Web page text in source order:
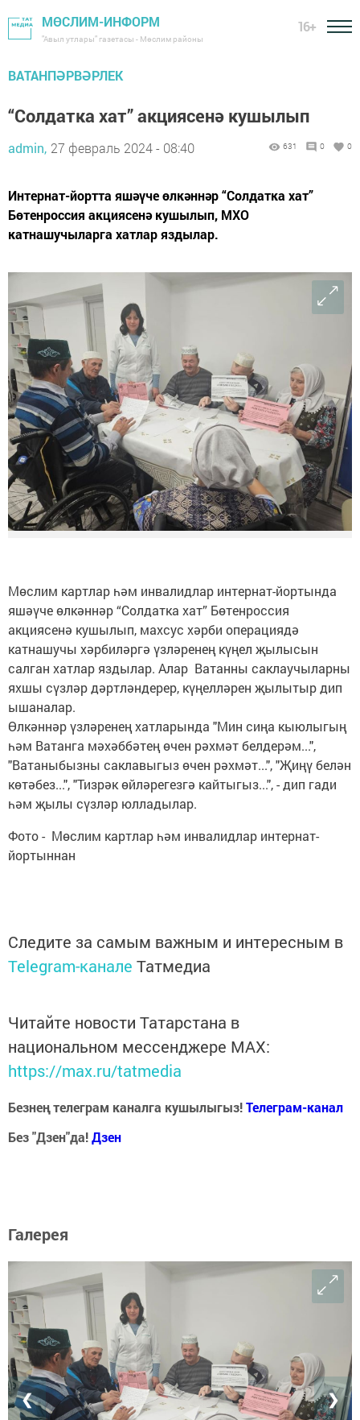
МӨСЛИМ-ИНФОРМ
"Авыл утлары" газетасы - Мөслим районы
16+
ВАТАНПӘРВӘРЛЕК
“Солдатка хат” акциясенә кушылып
admin, 27 февраль 2024 - 08:40 631 0 0
Интернат-йортта яшәүче өлкәннәр “Солдатка хат”
Бөтенроссия акциясенә кушылып, МХО
катнашучыларга хатлар яздылар.
Мөслим картлар һәм инвалидлар интернат-йортында
яшәүче өлкәннәр “Солдатка хат” Бөтенроссия
акциясенә кушылып, махсус хәрби операциядә
катнашучы хәрбиләргә үзләренең күңел җылысын
салган хатлар яздылар. Алар Ватанны саклаучыларны
яхшы сүзләр дәртләндерер, күңелләрен җылытыр дип
ышаналар.
Өлкәннәр үзләренең хатларында "Мин сиңа кыюлыгың
һәм Ватанга мәхәббәтең өчен рәхмәт белдерәм...",
"Ватаныбызны саклавыгыз өчен рәхмәт...", "Җиңү белән
көтәбез...", "Тизрәк өйләрегезгә кайтыгыз...", - дип гади
һәм җылы сүзләр юлладылар.
Фото - Мөслим картлар һәм инвалидлар интернат-
йортыннан
Следите за самым важным и интересным в
Telegram-канале Татмедиа
Читайте новости Татарстана в
национальном мессенджере MАХ:
https://max.ru/tatmedia
Безнең телеграм каналга кушылыгыз!Телеграм-канал
Без "Дзен"да!Дзен
Галерея
❮ ❯